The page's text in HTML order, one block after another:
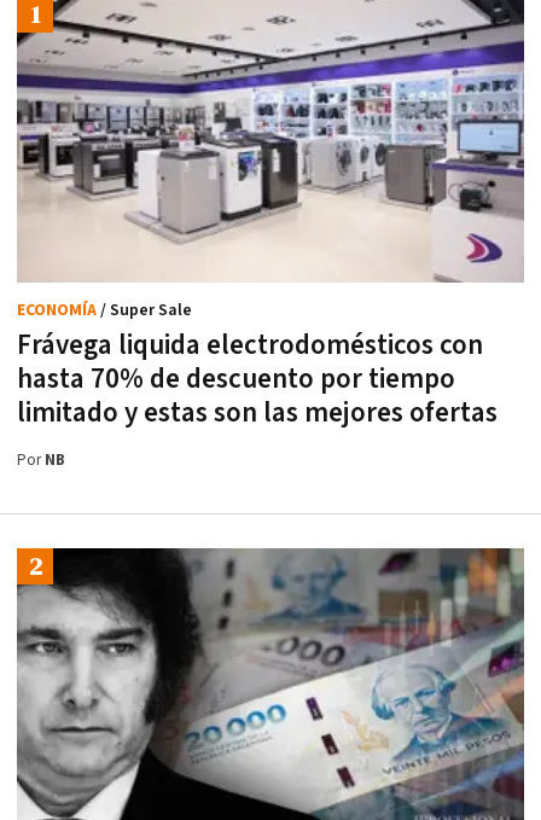
Frávega liquida electrodomésticos con
hasta 70% de descuento por tiempo
limitado y estas son las mejores ofertas
ECONOMÍA/ Super Sale
PorNB